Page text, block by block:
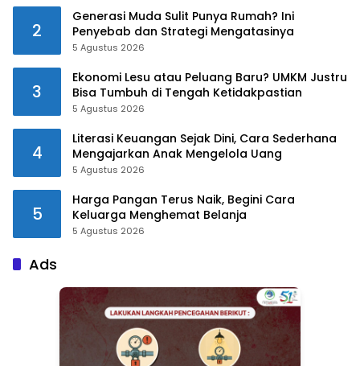
2
Generasi Muda Sulit Punya Rumah? Ini
Penyebab dan Strategi Mengatasinya
5 Agustus 2026
3
Ekonomi Lesu atau Peluang Baru? UMKM Justru
Bisa Tumbuh di Tengah Ketidakpastian
5 Agustus 2026
4
Literasi Keuangan Sejak Dini, Cara Sederhana
Mengajarkan Anak Mengelola Uang
5 Agustus 2026
5
Harga Pangan Terus Naik, Begini Cara
Keluarga Menghemat Belanja
5 Agustus 2026
Ads